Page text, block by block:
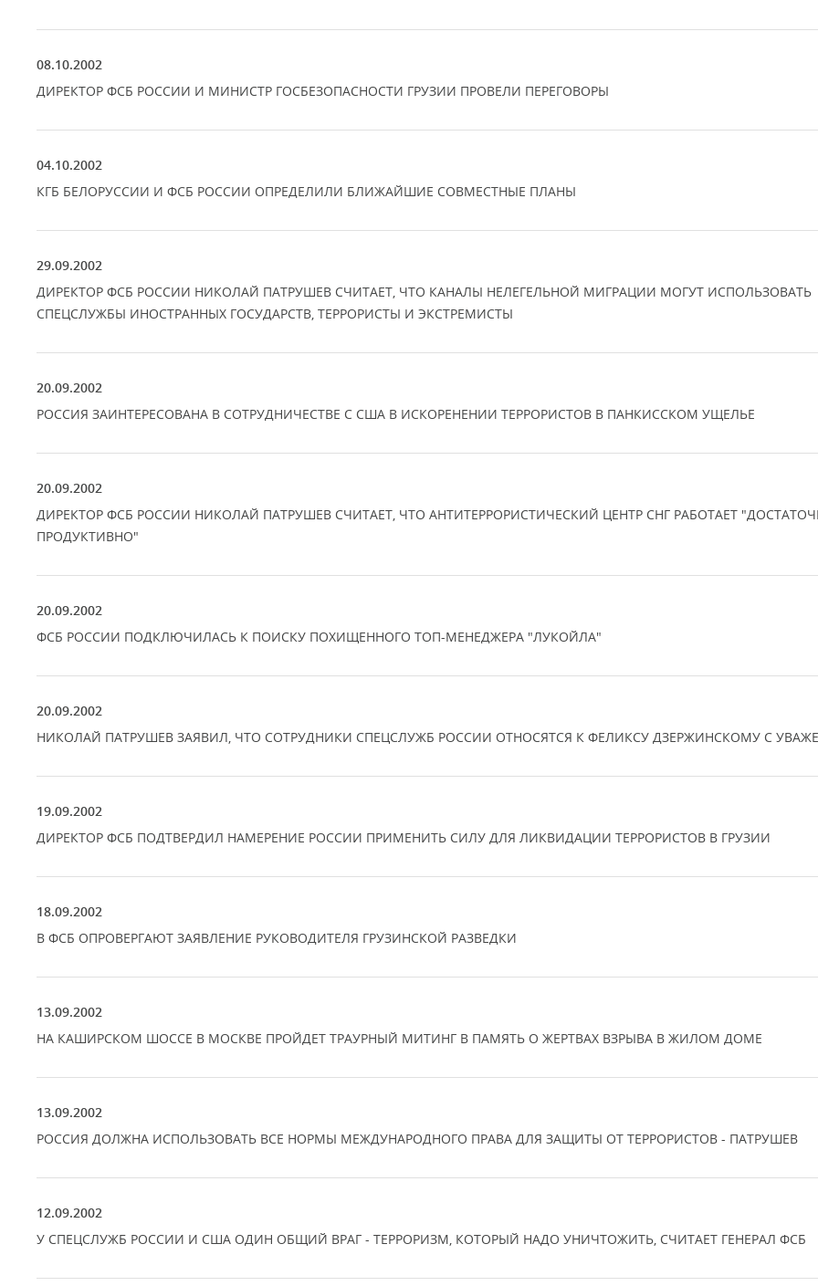
08.10.2002
ДИРЕКТОР ФСБ РОССИИ И МИНИСТР ГОСБЕЗОПАСНОСТИ ГРУЗИИ ПРОВЕЛИ ПЕРЕГОВОРЫ
04.10.2002
КГБ БЕЛОРУССИИ И ФСБ РОССИИ ОПРЕДЕЛИЛИ БЛИЖАЙШИЕ СОВМЕСТНЫЕ ПЛАНЫ
29.09.2002
ДИРЕКТОР ФСБ РОССИИ НИКОЛАЙ ПАТРУШЕВ СЧИТАЕТ, ЧТО КАНАЛЫ НЕЛЕГЕЛЬНОЙ МИГРАЦИИ МОГУТ ИСПОЛЬЗОВАТЬ
СПЕЦСЛУЖБЫ ИНОСТРАННЫХ ГОСУДАРСТВ, ТЕРРОРИСТЫ И ЭКСТРЕМИСТЫ
20.09.2002
РОССИЯ ЗАИНТЕРЕСОВАНА В СОТРУДНИЧЕСТВЕ С США В ИСКОРЕНЕНИИ ТЕРРОРИСТОВ В ПАНКИССКОМ УЩЕЛЬЕ
20.09.2002
ДИРЕКТОР ФСБ РОССИИ НИКОЛАЙ ПАТРУШЕВ СЧИТАЕТ, ЧТО АНТИТЕРРОРИСТИЧЕСКИЙ ЦЕНТР СНГ РАБОТАЕТ
ПРОДУКТИВНО"
20.09.2002
ФСБ РОССИИ ПОДКЛЮЧИЛАСЬ К ПОИСКУ ПОХИЩЕННОГО ТОП-МЕНЕДЖЕРА "ЛУКОЙЛА"
20.09.2002
НИКОЛАЙ ПАТРУШЕВ ЗАЯВИЛ, ЧТО СОТРУДНИКИ СПЕЦСЛУЖБ РОССИИ ОТНОСЯТСЯ К ФЕЛИКСУ ДЗЕРЖИНСКОМУ С
19.09.2002
ДИРЕКТОР ФСБ ПОДТВЕРДИЛ НАМЕРЕНИЕ РОССИИ ПРИМЕНИТЬ СИЛУ ДЛЯ ЛИКВИДАЦИИ ТЕРРОРИСТОВ В ГРУЗИИ
18.09.2002
В ФСБ ОПРОВЕРГАЮТ ЗАЯВЛЕНИЕ РУКОВОДИТЕЛЯ ГРУЗИНСКОЙ РАЗВЕДКИ
13.09.2002
НА КАШИРСКОМ ШОССЕ В МОСКВЕ ПРОЙДЕТ ТРАУРНЫЙ МИТИНГ В ПАМЯТЬ О ЖЕРТВАХ ВЗРЫВА В ЖИЛОМ ДОМЕ
13.09.2002
РОССИЯ ДОЛЖНА ИСПОЛЬЗОВАТЬ ВСЕ НОРМЫ МЕЖДУНАРОДНОГО ПРАВА ДЛЯ ЗАЩИТЫ ОТ ТЕРРОРИСТОВ - ПАТРУШЕВ
12.09.2002
У СПЕЦСЛУЖБ РОССИИ И США ОДИН ОБЩИЙ ВРАГ - ТЕРРОРИЗМ, КОТОРЫЙ НАДО УНИЧТОЖИТЬ, СЧИТАЕТ ГЕНЕРАЛ ФСБ